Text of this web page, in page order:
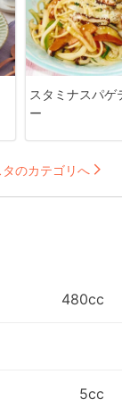
スタミナスパゲ
ー
のカテゴリへ
480cc
5cc